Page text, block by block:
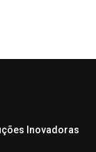
Inovadoras